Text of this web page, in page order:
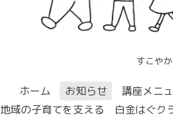
すこや
ホーム お知らせ 講座メニ
地域の子育てを支える 白金はぐク